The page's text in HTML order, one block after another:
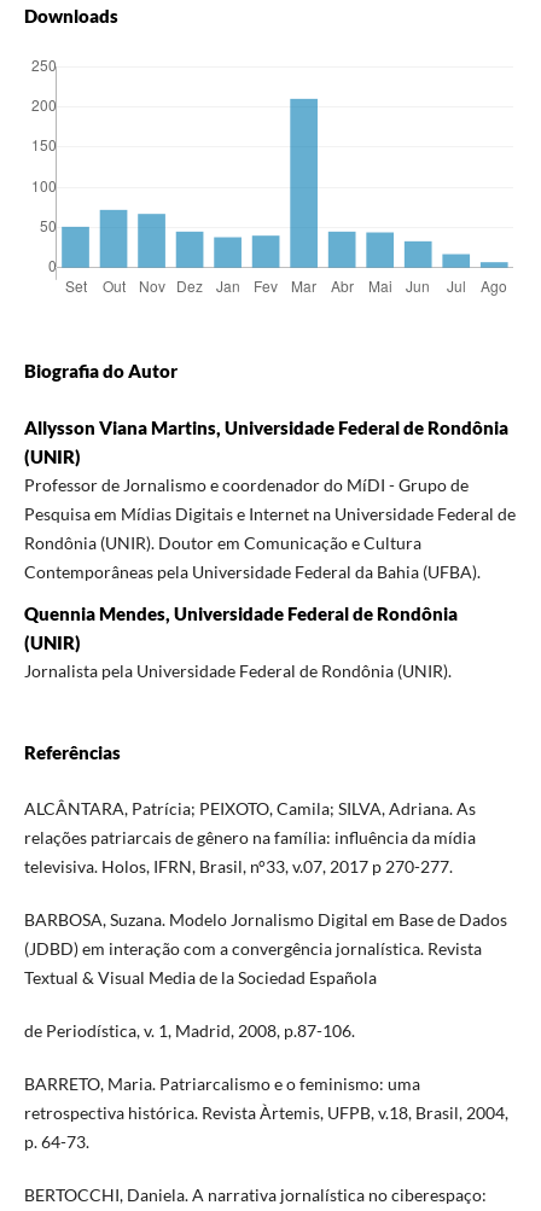
Downloads
Biografia do Autor
Allysson Viana Martins, Universidade Federal de Rondônia
(UNIR)
Professor de Jornalismo e coordenador do MíDI - Grupo de
Pesquisa em Mídias Digitais e Internet na Universidade Federal de
Rondônia (UNIR). Doutor em Comunicação e Cultura
Contemporâneas pela Universidade Federal da Bahia (UFBA).
Quennia Mendes, Universidade Federal de Rondônia
(UNIR)
Jornalista pela Universidade Federal de Rondônia (UNIR).
Referências
ALCÂNTARA, Patrícia; PEIXOTO, Camila; SILVA, Adriana. As
relações patriarcais de gênero na família: influência da mídia
televisiva. Holos, IFRN, Brasil, n°33, v.07, 2017 p 270-277.
BARBOSA, Suzana. Modelo Jornalismo Digital em Base de Dados
(JDBD) em interação com a convergência jornalística. Revista
Textual & Visual Media de la Sociedad Española
de Periodística, v. 1, Madrid, 2008, p.87-106.
BARRETO, Maria. Patriarcalismo e o feminismo: uma
retrospectiva histórica. Revista Àrtemis, UFPB, v.18, Brasil, 2004,
p. 64-73.
BERTOCCHI, Daniela. A narrativa jornalística no ciberespaço: